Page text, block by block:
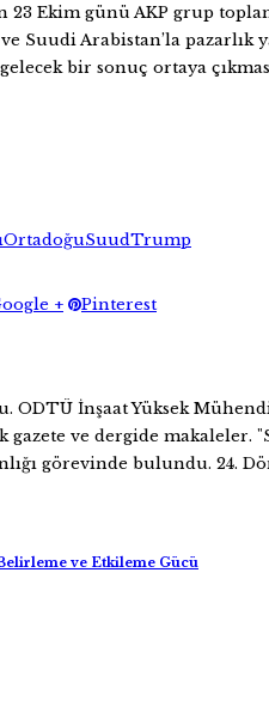
23 Ekim günü AKP grup
Suudi Arabistan’la
bir sonuç ortaya
OrtadoğuSuudTrump
+ Pinterest
ODTÜ İnşaat Yüksek
ve dergide makaleler.
görevinde bulundu. 24.
ve Etkileme Gücü